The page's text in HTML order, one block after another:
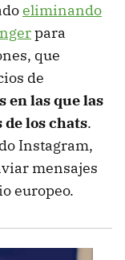
eliminando
para
que
de
en las que las
de los chats.
Instagram,
mensajes
europeo.